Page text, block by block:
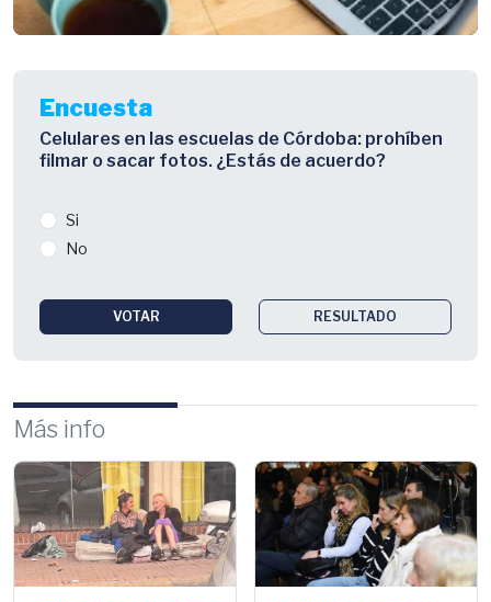
Encuesta
Celulares en las escuelas de Córdoba: prohíben
filmar o sacar fotos. ¿Estás de acuerdo?
Si
No
VOTAR RESULTADO
Más info